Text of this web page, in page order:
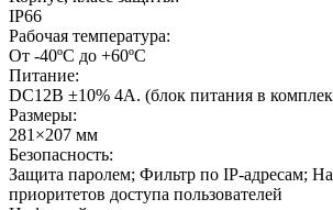
IP66
Рабочая температура:
От -40ºC до +60ºC
Питание:
DC12В ±10% 4А. (блок питания в
Размеры:
281×207 мм
Безопасность:
Защита паролем; Фильтр по IP-адресам;
приоритетов доступа пользователей